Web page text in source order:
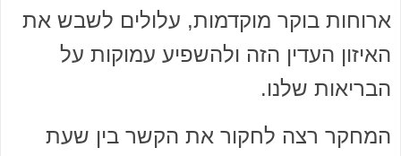
ארוחות בוקר מוקדמות, עלולים לשבש את
האיזון העדין הזה ולהשפיע עמוקות על
הבריאות שלנו.
המחקר רצה לחקור את הקשר בין שעת